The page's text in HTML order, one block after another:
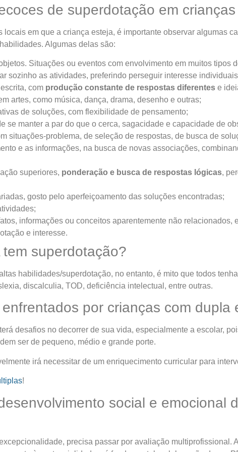
de superdotação em
locais em que a criança esteja, é importante observar algumas
Algumas delas são:
Situações ou eventos com envolvimento em muitos tipos
sozinho as atividades, preferindo perseguir interesse
com produção constante de respostas diferentes e
artes, como música, dança, drama, desenho e outras;
de soluções, com flexibilidade de pensamento;
se manter a par do que o cerca, sagacidade e capacidade de
situações-problema, de seleção de respostas, de busca de
e as informações, na busca de novas associações,
superiores, ponderação e busca de respostas lógicas,
gosto pelo aperfeiçoamento das soluções encontradas;
informações ou conceitos aparentemente não relacionados,
e interesse.
superdotação?
habilidades/superdotação, no entanto, é mito que todos
discalculia, TOD, deficiência intelectual, entre outras.
por crianças com dupla
desafios no decorrer de sua vida, especialmente a escolar,
ser de pequeno, médio e grande porte.
irá necessitar de um enriquecimento curricular para
!
social e emocional
precisa passar por avaliação multiprofissional.